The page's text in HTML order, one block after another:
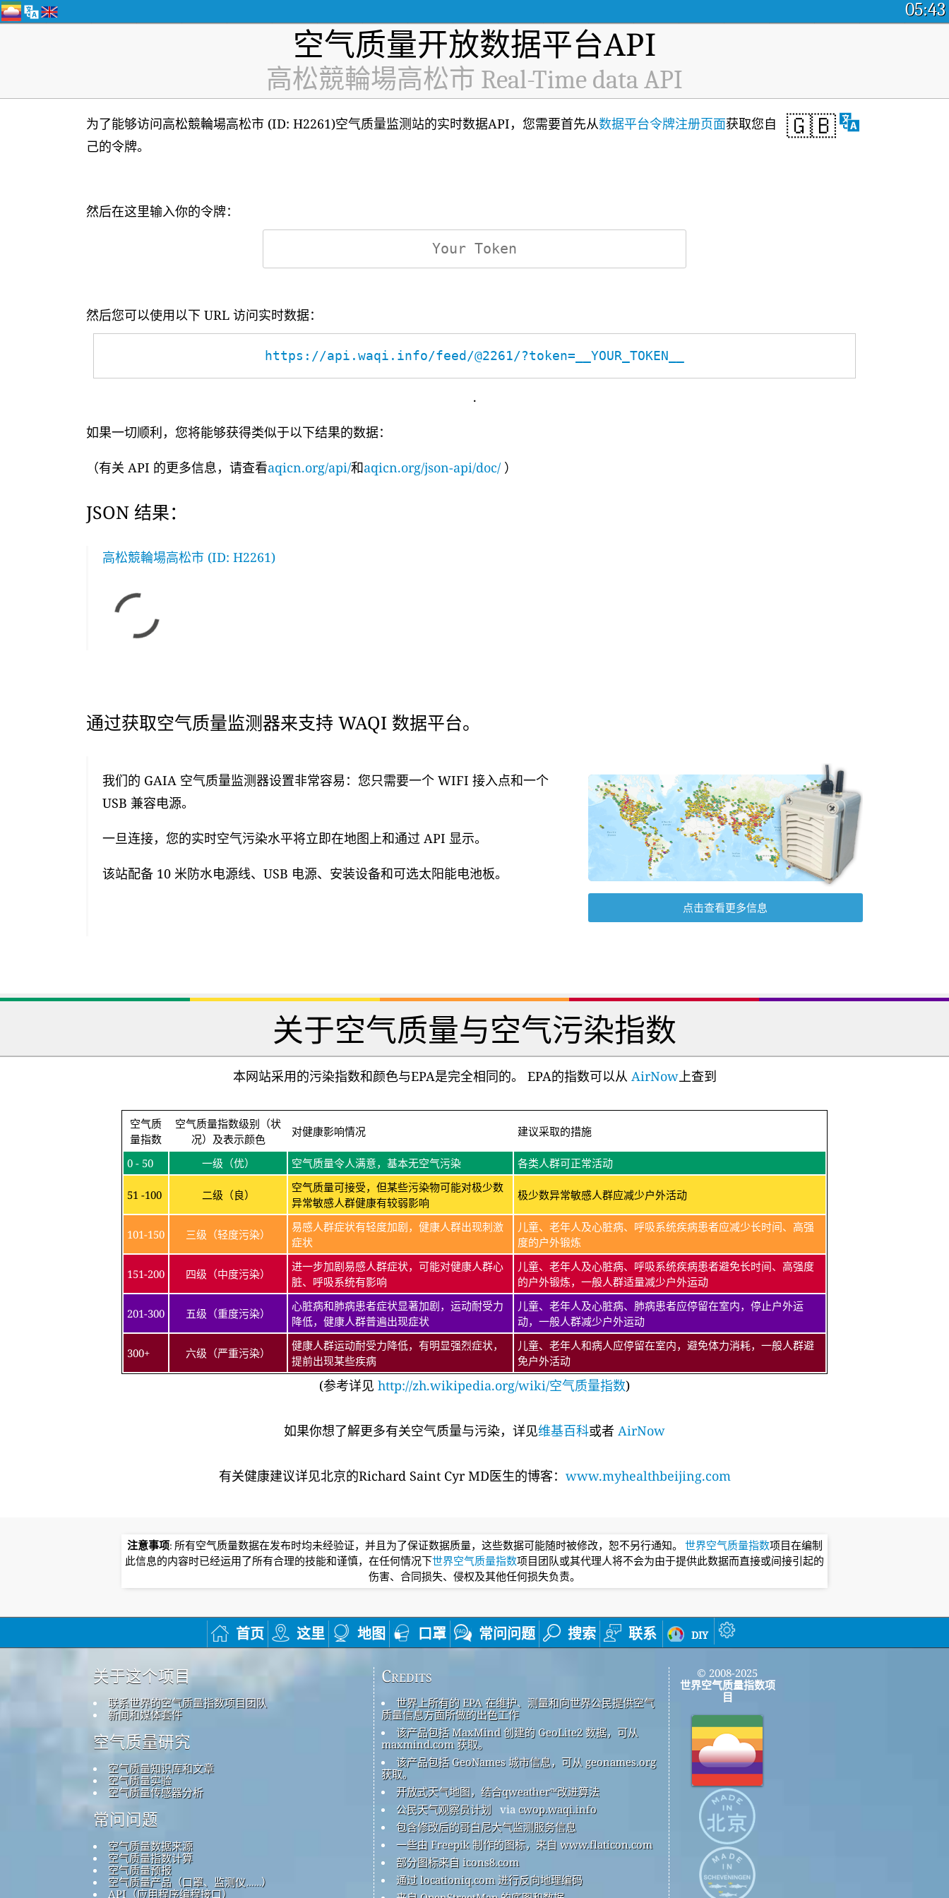
05:43
空气质量开放数据平台API
高松競輪場高松市 Real-Time data API
🇬🇧
为了能够访问高松競輪場高松市 (ID: H2261)空气质量监测站的实时数据API，您需要首先从数据平台令牌注册页面获取您自
己的令牌。
然后在这里输入你的令牌：
然后您可以使用以下 URL 访问实时数据：
https://api.waqi.info/feed/@2261/?token=__YOUR_TOKEN__
.
如果一切顺利，您将能够获得类似于以下结果的数据：
（有关 API 的更多信息，请查看aqicn.org/api/和aqicn.org/json-api/doc/ ）
JSON 结果：
高松競輪場高松市 (ID: H2261)
通过获取空气质量监测器来支持 WAQI 数据平台。
我们的 GAIA 空气质量监测器设置非常容易：您只需要一个 WIFI 接入点和一个
USB 兼容电源。
一旦连接，您的实时空气污染水平将立即在地图上和通过 API 显示。
该站配备 10 米防水电源线、USB 电源、安装设备和可选太阳能电池板。
点击查看更多信息
关于空气质量与空气污染指数
本网站采用的污染指数和颜色与EPA是完全相同的。 EPA的指数可以从 AirNow上查到
空气质
量指数
空气质量指数级别（状
况）及表示颜色
对健康影响情况 建议采取的措施
0 - 50 一级（优） 空气质量令人满意，基本无空气污染 各类人群可正常活动
51 -100 二级（良）
空气质量可接受，但某些污染物可能对极少数
异常敏感人群健康有较弱影响
极少数异常敏感人群应减少户外活动
101-150 三级（轻度污染）
易感人群症状有轻度加剧，健康人群出现刺激
症状
儿童、老年人及心脏病、呼吸系统疾病患者应减少长时间、高强
度的户外锻炼
151-200 四级（中度污染）
进一步加剧易感人群症状，可能对健康人群心
脏、呼吸系统有影响
儿童、老年人及心脏病、呼吸系统疾病患者避免长时间、高强度
的户外锻炼，一般人群适量减少户外运动
201-300 五级（重度污染）
心脏病和肺病患者症状显著加剧，运动耐受力
降低，健康人群普遍出现症状
儿童、老年人及心脏病、肺病患者应停留在室内，停止户外运
动，一般人群减少户外运动
300+ 六级（严重污染）
健康人群运动耐受力降低，有明显强烈症状，
提前出现某些疾病
儿童、老年人和病人应停留在室内，避免体力消耗，一般人群避
免户外活动
(参考详见 http://zh.wikipedia.org/wiki/空气质量指数)
如果你想了解更多有关空气质量与污染，详见维基百科或者 AirNow
有关健康建议详见北京的Richard Saint Cyr MD医生的博客： www.myhealthbeijing.com
注意事项: 所有空气质量数据在发布时均未经验证，并且为了保证数据质量，这些数据可能随时被修改，恕不另行通知。 世界空气质量指数项目在编制
此信息的内容时已经运用了所有合理的技能和谨慎，在任何情况下世界空气质量指数项目团队或其代理人将不会为由于提供此数据而直接或间接引起的
伤害、合同损失、侵权及其他任何损失负责。
首页 这里 地图 口罩 常问问题 搜索 联系 diy
关于这个项目
联系世界的空气质量指数项目团队
新闻和媒体套件
空气质量研究
空气质量知识库和文章
空气质量实验
空气质量传感器分析
常问问题
空气质量数据来源
空气质量指数计算
空气质量预报
空气质量产品（口罩、监测仪……）
API（应用程序编程接口）
Credits
世界上所有的 EPA 在维护、测量和向世界公民提供空气
质量信息方面所做的出色工作
该产品包括 MaxMind 创建的 GeoLite2 数据，可从
maxmind.com 获取。
该产品包括 GeoNames 城市信息，可从 geonames.org
获取。
开放式天气地图，结合qweather™改进算法
公民天气观察员计划 via cwop.waqi.info
包含修改后的哥白尼大气监测服务信息
一些由 Freepik 制作的图标，来自 www.flaticon.com
部分图标来自 icons8.com
通过 locationiq.com 进行反向地理编码
© 2008-2025
世界空气质量指数项
目